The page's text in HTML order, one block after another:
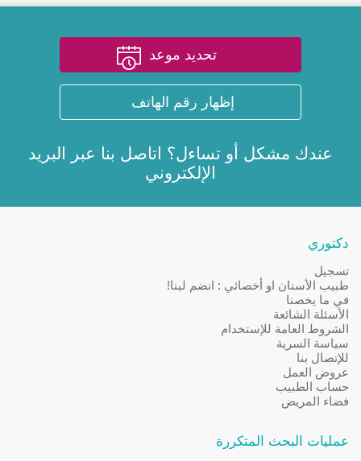
تحديد موعد
إظهار رقم الهاتف
عندك مشكل أو تساءل؟ اتاصل بنا عبر
البريد
الإلكتروني
دكتوري
تسجيل
طبيب الأسنان او أخصائي : انضم لينا!
في ما يخصنا
الأسئلة الشائعة
الشروط العامة للإستخدام
سياسة السرية
للإتصال بنا
عروض العمل
حساب الطبيب
فضاء المريض
عمليات البحث المتكررة